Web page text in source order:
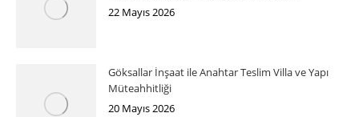
22 Mayıs 2026
Göksallar İnşaat ile Anahtar Teslim Villa ve Yapı
Müteahhitliği
20 Mayıs 2026